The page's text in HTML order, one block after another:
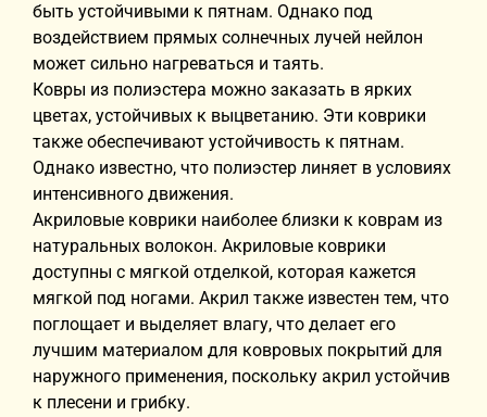
быть устойчивыми к пятнам. Однако под
воздействием прямых солнечных лучей нейлон
может сильно нагреваться и таять.
Ковры из полиэстера можно заказать в ярких
цветах, устойчивых к выцветанию. Эти коврики
также обеспечивают устойчивость к пятнам.
Однако известно, что полиэстер линяет в условиях
интенсивного движения.
Акриловые коврики наиболее близки к коврам из
натуральных волокон. Акриловые коврики
доступны с мягкой отделкой, которая кажется
мягкой под ногами. Акрил также известен тем, что
поглощает и выделяет влагу, что делает его
лучшим материалом для ковровых покрытий для
наружного применения, поскольку акрил устойчив
к плесени и грибку.